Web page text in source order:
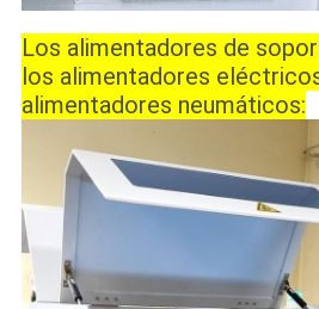
Los alimentadores de
los alimentadores
alimentadores neumáticos: